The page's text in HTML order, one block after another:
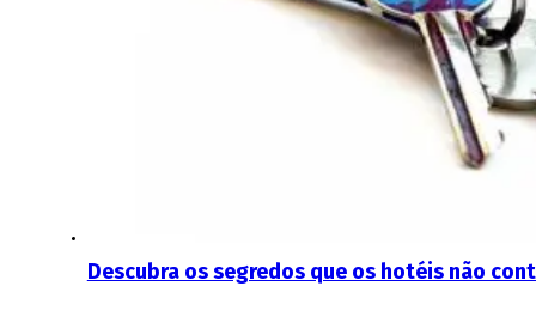
Descubra os segredos que os hotéis não